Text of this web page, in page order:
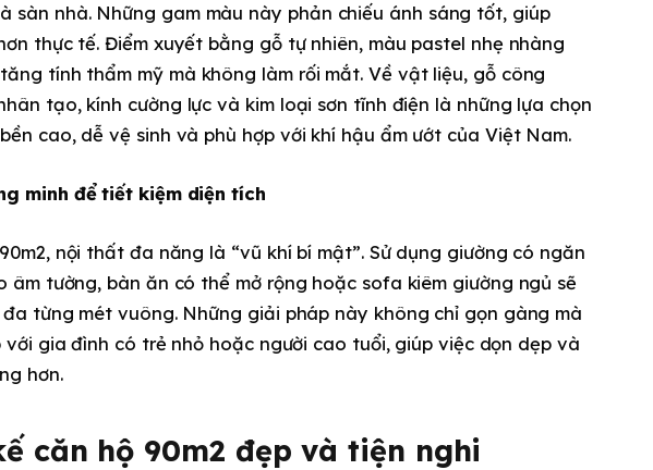
sàn nhà. Những gam màu này phản chiếu ánh sáng tốt, giúp
thực tế. Điểm xuyết bằng gỗ tự nhiên, màu pastel nhẹ nhàng
tính thẩm mỹ mà không làm rối mắt. Về vật liệu, gỗ công
tạo, kính cường lực và kim loại sơn tĩnh điện là những lựa chọn
cao, dễ vệ sinh và phù hợp với khí hậu ẩm ướt của Việt Nam.
minh để tiết kiệm diện tích
nội thất đa năng là “vũ khí bí mật”. Sử dụng giường có ngăn
âm tường, bàn ăn có thể mở rộng hoặc sofa kiêm giường ngủ sẽ
từng mét vuông. Những giải pháp này không chỉ gọn gàng mà
với gia đình có trẻ nhỏ hoặc người cao tuổi, giúp việc dọn dẹp và
hơn.
căn hộ 90m2 đẹp và tiện nghi